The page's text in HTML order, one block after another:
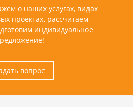
о наших услугах, видах
проектах, рассчитаем
индивидуальное
вопрос